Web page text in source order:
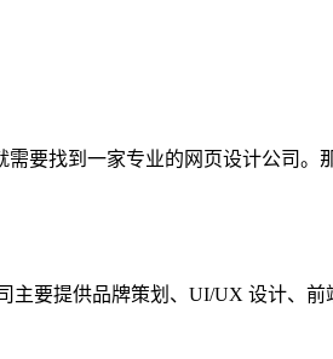
要找到一家专业的网页设计公司。
主要提供品牌策划、UI/UX 设计、